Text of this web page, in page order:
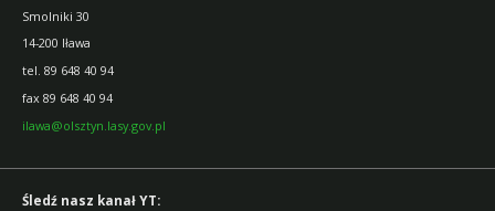
Smolniki 30
14-200 Iława
tel. 89 648 40 94
fax 89 648 40 94
ilawa@olsztyn.lasy.gov.pl
Śledź nasz kanał YT: